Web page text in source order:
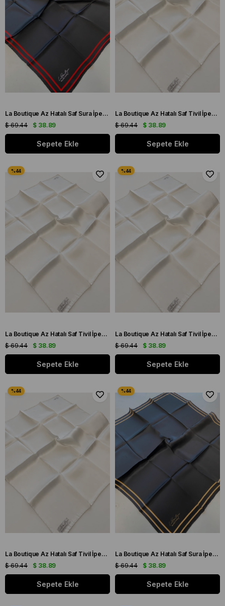
La Boutique Az Hatalı Saf Sura İpek Eşarp Siyah - Kırmızı Düz Renk
$ 38.89
$ 69.44
Sepete Ekle
La Boutique Az Hatalı Saf Tivil İpek Eşarp Ekru Düz Renk
$ 38.89
$ 69.44
Sepete Ekle
La Boutique Az Hatalı Saf Tivil İpek Eşarp Ekru Düz Renk
$ 38.89
$ 69.44
Sepete Ekle
La Boutique Az Hatalı Saf Tivil İpek Eşarp Ekru Düz Renk
$ 38.89
$ 69.44
Sepete Ekle
La Boutique Az Hatalı Saf Tivil İpek Eşarp Ekru Düz Renk
$ 38.89
$ 69.44
Sepete Ekle
La Boutique Az Hatalı Saf Sura İpek Eşarp Siyah - Yavruağzı Düz Renk
$ 38.89
$ 69.44
Sepete Ekle